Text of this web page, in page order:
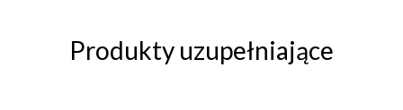
Produkty uzupełniające